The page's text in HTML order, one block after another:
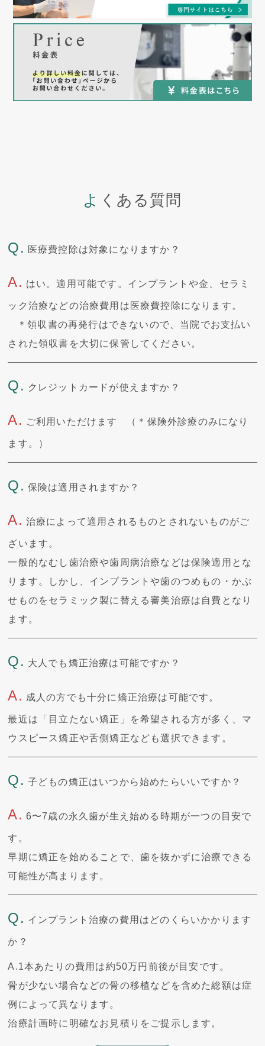
よくある質問
Q. 医療費控除は対象になりますか？
A. はい。適用可能です。インプラントや金、セラミ
ック治療などの治療費用は医療費控除になります。
＊領収書の再発行はできないので、当院でお支払い
された領収書を大切に保管してください。
Q. クレジットカードが使えますか？
A. ご利用いただけます （＊保険外診療のみになり
ます。）
Q. 保険は適用されますか？
A. 治療によって適用されるものとされないものがご
ざいます。
一般的なむし歯治療や歯周病治療などは保険適用とな
ります。しかし、インプラントや歯のつめもの・かぶ
せものをセラミック製に替える審美治療は自費となり
ます。
Q. 大人でも矯正治療は可能ですか？
A. 成人の方でも十分に矯正治療は可能です。
最近は「目立たない矯正」を希望される方が多く、マ
ウスピース矯正や舌側矯正なども選択できます。
Q. 子どもの矯正はいつから始めたらいいですか？
A. 6〜7歳の永久歯が生え始める時期が一つの目安で
す。
早期に矯正を始めることで、歯を抜かずに治療できる
可能性が高まります。
Q. インプラント治療の費用はどのくらいかかります
か？
A.1本あたりの費用は約50万円前後が目安です。
骨が少ない場合などの骨の移植などを含めた総額は症
例によって異なります。
治療計画時に明確なお見積りをご提示します。